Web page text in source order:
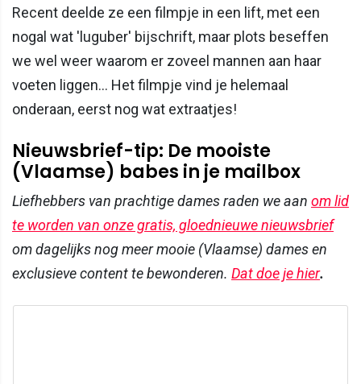
Recent deelde ze een filmpje in een lift, met een
nogal wat 'luguber' bijschrift, maar plots beseffen
we wel weer waarom er zoveel mannen aan haar
voeten liggen... Het filmpje vind je helemaal
onderaan, eerst nog wat extraatjes!
Nieuwsbrief-tip: De mooiste
(Vlaamse) babes in je mailbox
Liefhebbers van prachtige dames raden we aan om lid
te worden van onze gratis, gloednieuwe nieuwsbrief
om dagelijks nog meer mooie (Vlaamse) dames en
exclusieve content te bewonderen. Dat doe je hier.